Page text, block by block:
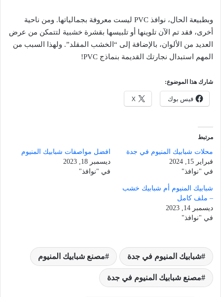
وبطبيعة الحال، نوافذ PVC ليست معروفة بجمالياتها. ومن ناحية
أخرى، فقد تم الآن تلوينها أو تلبيسها بقشرة خشبية لتتمكن من عرض
العديد من الألوان، بالإضافة إلى “الخشب المقلد”. ولهذا السبب من
المهم استبدال نجارتك القديمة بنماذج PVC!
شارك هذا الموضوع:
فيس بوك X
مرتبط
محلات شبابيك المنيوم في جدة
فبراير 15, 2024
في "نوافذ"
افضل مواصفات شبابيك المنيوم
ديسمبر 18, 2023
في "نوافذ"
شبابيك المنيوم أم شبابيك خشب
– ملف كامل
ديسمبر 14, 2023
في "نوافذ"
شبابيك المنيوم في جدة مصنع شبابيك المنيوم
مصنع شبابيك المنيوم في جدة